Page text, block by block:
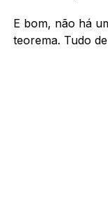
E bom, não há
teorema. Tudo